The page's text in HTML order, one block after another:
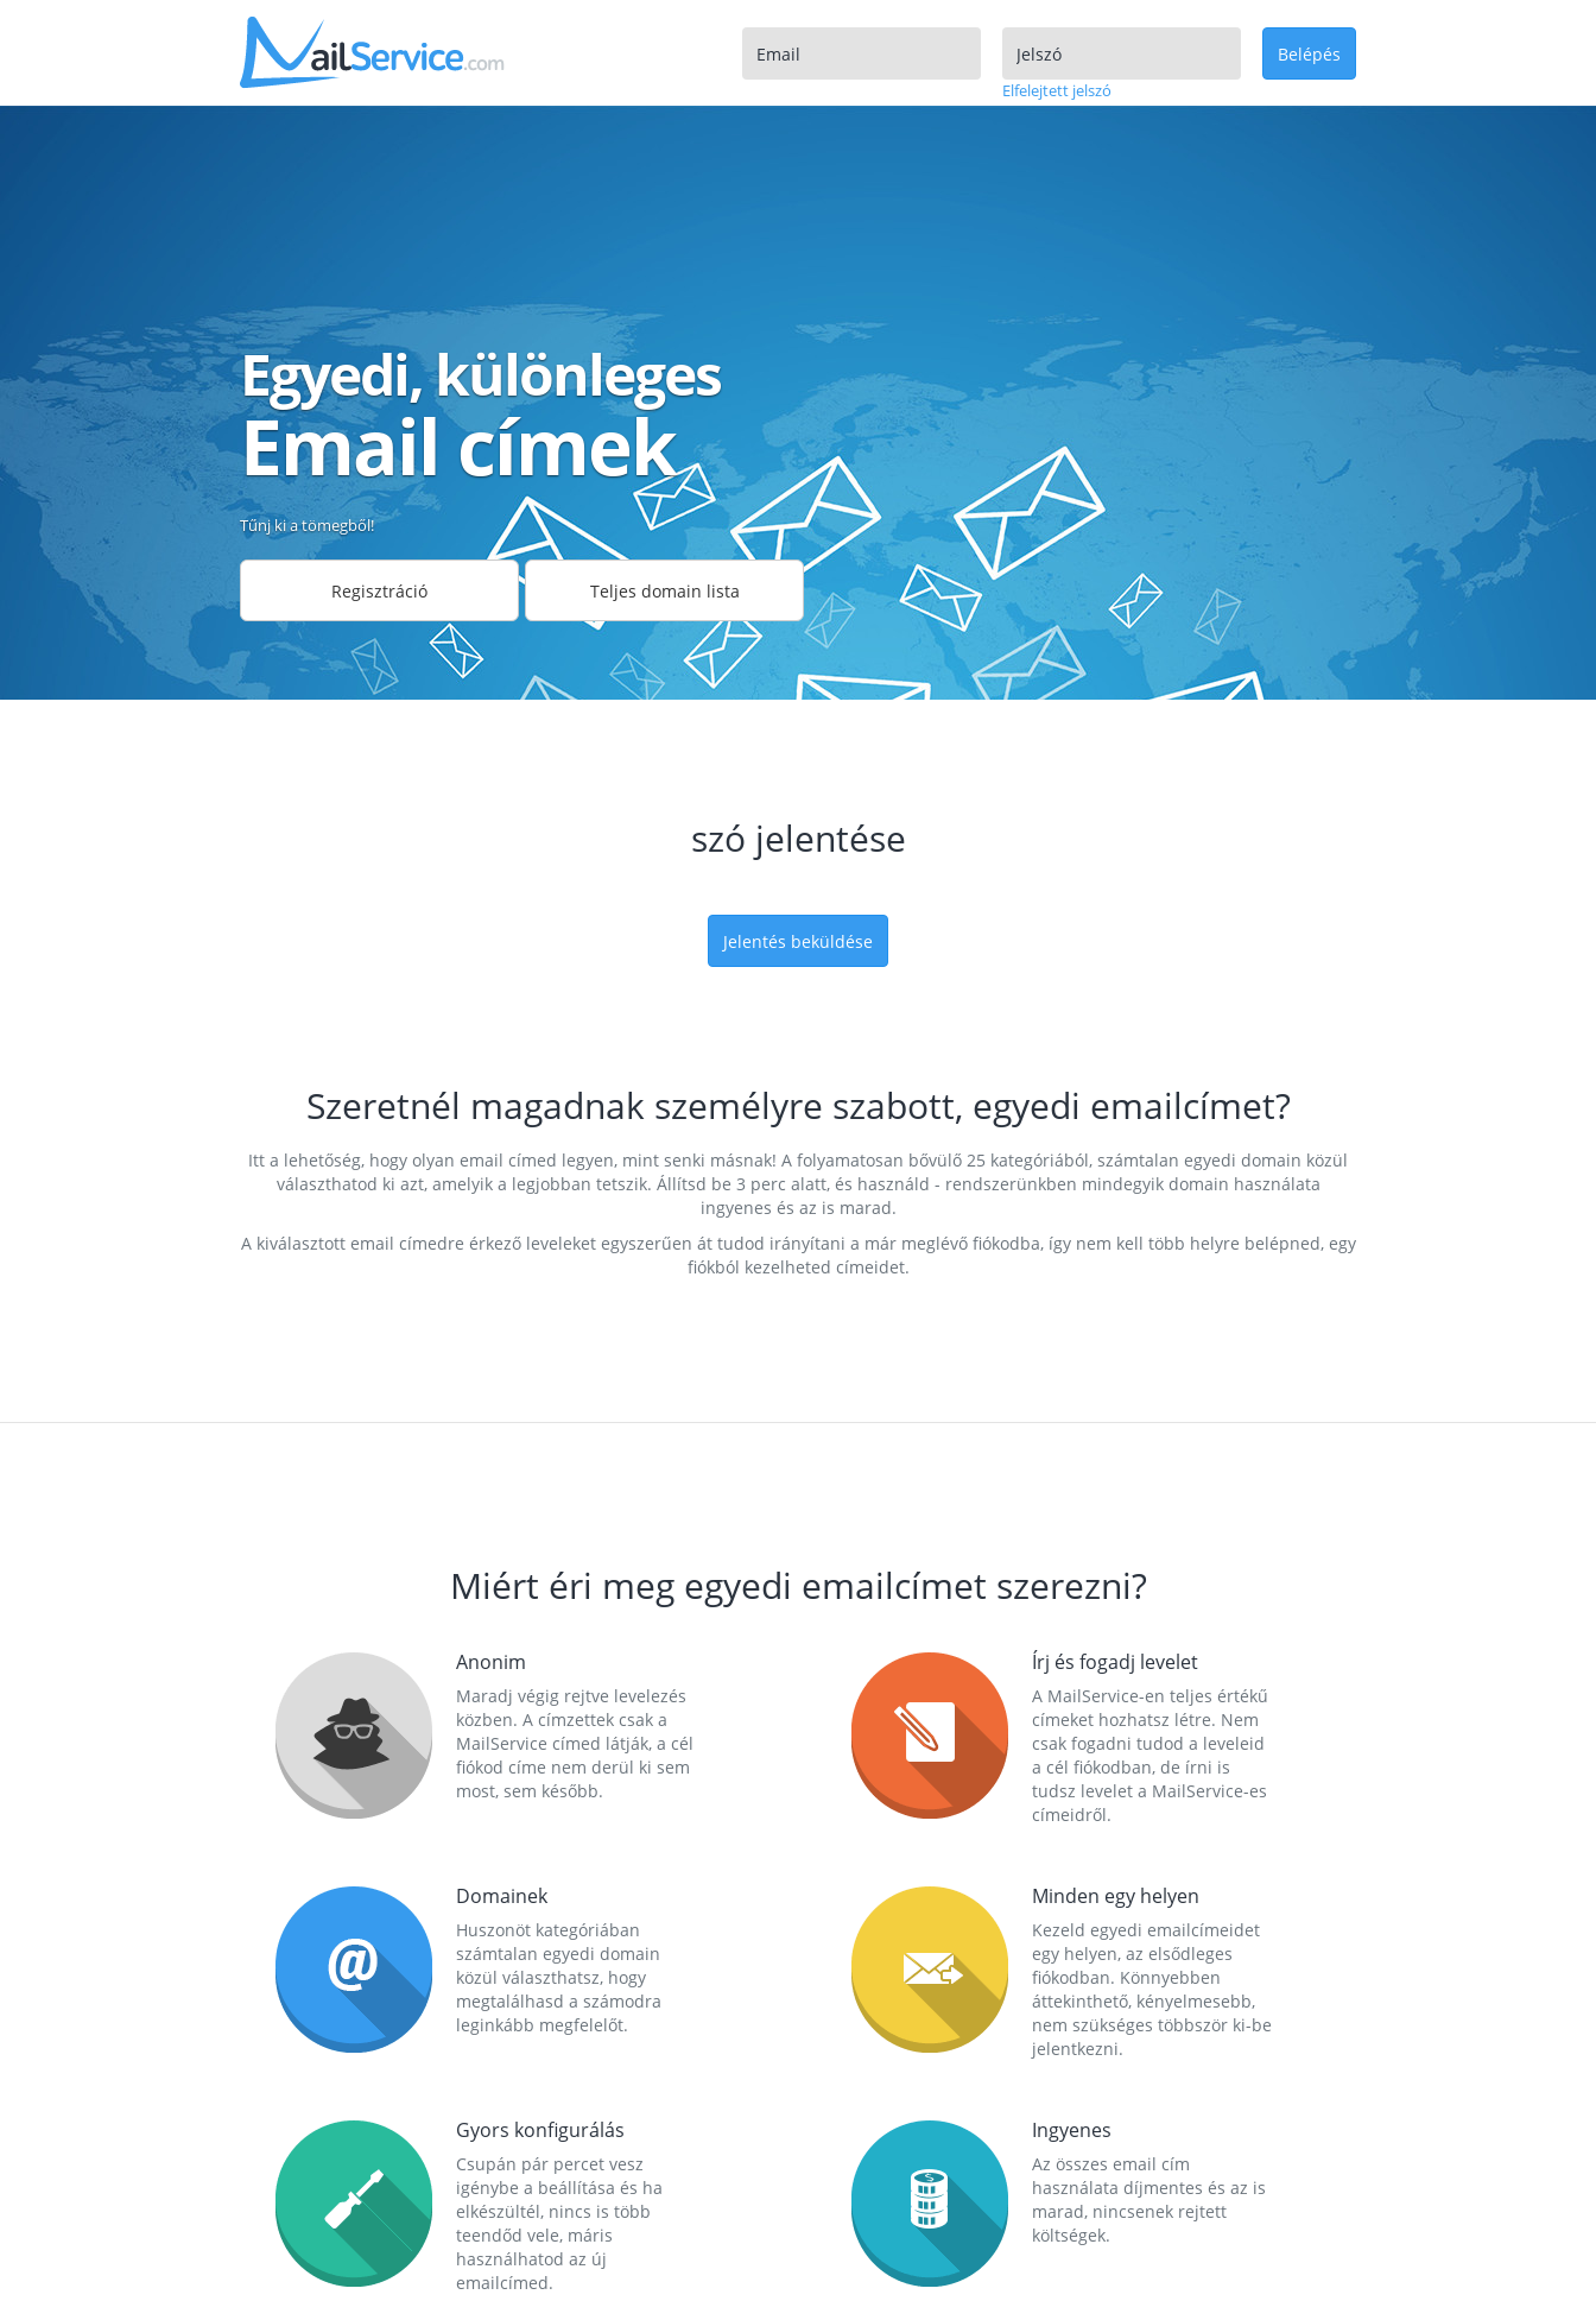
Elfelejtett jelszó
Belépés
Egyedi, különleges
Email címek
Tűnj ki a tömegből!
Regisztráció Teljes domain lista
szó jelentése
Jelentés beküldése
Szeretnél magadnak személyre szabott, egyedi emailcímet?
Itt a lehetőség, hogy olyan email címed legyen, mint senki másnak! A folyamatosan bővülő 25 kategóriából, számtalan egyedi domain közül
választhatod ki azt, amelyik a legjobban tetszik. Állítsd be 3 perc alatt, és használd - rendszerünkben mindegyik domain használata
ingyenes és az is marad.
A kiválasztott email címedre érkező leveleket egyszerűen át tudod irányítani a már meglévő fiókodba, így nem kell több helyre belépned, egy
fiókból kezelheted címeidet.
Miért éri meg egyedi emailcímet szerezni?
Anonim
Maradj végig rejtve levelezés
közben. A címzettek csak a
MailService címed látják, a cél
fiókod címe nem derül ki sem
most, sem később.
Írj és fogadj levelet
A MailService-en teljes értékű
címeket hozhatsz létre. Nem
csak fogadni tudod a leveleid
a cél fiókodban, de írni is
tudsz levelet a MailService-es
címeidről.
Domainek
Huszonöt kategóriában
számtalan egyedi domain
közül választhatsz, hogy
megtalálhasd a számodra
leginkább megfelelőt.
Minden egy helyen
Kezeld egyedi emailcímeidet
egy helyen, az elsődleges
fiókodban. Könnyebben
áttekinthető, kényelmesebb,
nem szükséges többször ki-be
jelentkezni.
Gyors konfigurálás
Csupán pár percet vesz
igénybe a beállítása és ha
elkészültél, nincs is több
teendőd vele, máris
használhatod az új
emailcímed.
Ingyenes
Az összes email cím
használata díjmentes és az is
marad, nincsenek rejtett
költségek.